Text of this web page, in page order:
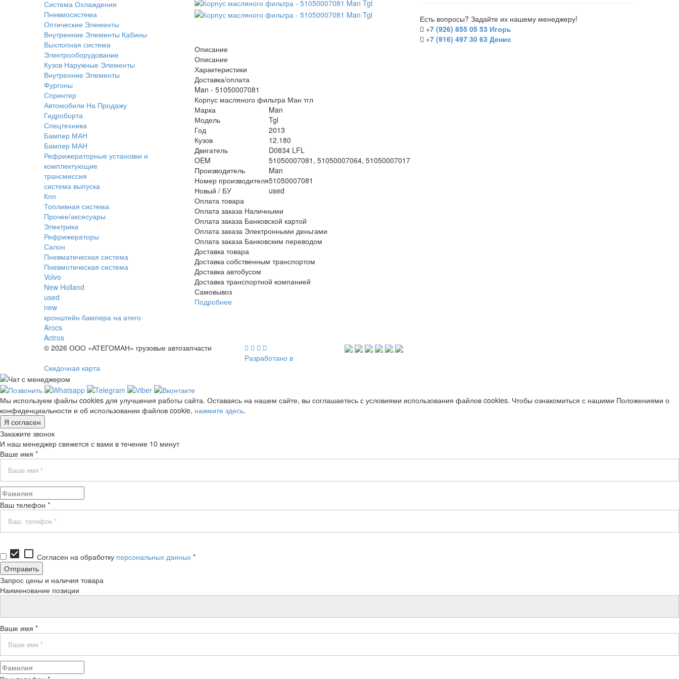
Есть вопросы? Задайте их нашему менеджеру!
+7 (926) 855 05 53 Игорь
+7 (916) 497 30 63 Денис
Описание
Описание
Характеристики
Доставка/оплата
Man - 51050007081
Корпус масляного фильтра Ман тгл
Марка
Man
Модель
Tgl
Год
2013
Кузов
12.180
Двигатель
D0834 LFL
OEM
51050007081, 51050007064, 51050007017
Производитель
Man
Номер производителя51050007081
Новый / БУ
used
Оплата товара
Оплата заказа Наличными
Оплата заказа Банковской картой
Оплата заказа Электронными деньгами
Оплата заказа Банковским переводом
Доставка товара
Доставка собственным транспортом
Доставка автобусом
Доставка транспортной компанией
Самовывоз
Подробнее
Система Охлаждения
Пневмосистема
Оптические Элементы
Внутренние Элементы Кабины
Выхлопная система
Электрооборудование
Кузов Наружные Элементы
Внутренние Элементы
Фургоны
Спринтер
Автомобили На Продажу
Гидроборта
Спецтехника
Бампер МАН
Бампер МАН
Рефрижераторные установки и
комплектующие
трансмиссия
система выпуска
Кпп
Топливная система
Прочее/аксесуары
Электрика
Рефрижераторы
Салон
Пневматическая система
Пневмотическая система
Volvo
New Holland
used
new
кронштейн бампера на атего
Arocs
Actros
© 2026 ООО «АТЕГОМАН» грузовые автозапчасти
Разработано в
Скидочная карта
Мы используем файлы cookies для улучшения работы сайта. Оставаясь на нашем сайте, вы соглашаетесь с условиями использования файлов cookies. Чтобы ознакомиться с нашими Положениями о
конфиденциальности и об использовании файлов cookie, нажмите здесь.
Я согласен
Закажите звонок
И наш менеджер свяжется с вами в течение 10 минут
Ваше имя *
Ваш телефон *
check_box check_box_outline_blank Согласен на обработку персональных данных *
Запрос цены и наличия товара
Наименование позиции
Ваше имя *